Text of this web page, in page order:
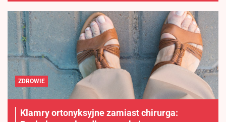
ZDROWIE
Klamry ortonyksyjne zamiast chirurga: